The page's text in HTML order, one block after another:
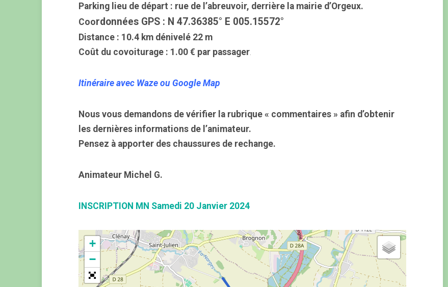
Parking lieu de départ : rue de l’abreuvoir, derrière la mairie d’Orgeux.
Coordonnées GPS : N 47.36385° E 005.15572°
Distance : 10.4 km dénivelé 22 m
Coût du covoiturage : 1.00 € par passager
Itinéraire avec Waze ou Google Map
Nous vous demandons de vérifier la rubrique « commentaires » afin d’obtenir
les dernières informations de l’animateur.
Pensez à apporter des chaussures de rechange.
Animateur Michel G.
INSCRIPTION MN Samedi 20 Janvier 2024
+
−